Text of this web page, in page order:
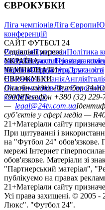
ЄВРОКУБКИ
Ліга чемпіонівЛіга Європи
конференцій
САЙТ ФУТБОЛ 24
РедакціяПрогнозиПолітика
сайтуКонтактиПравила
політикаСтруктура власності
Соціальні мережі
facebookxyoutubeinstagram
УКРАЇНА
УкраїнаПерша лігаДруга ліга
ЧЕМПІОНАТИ
НімеччинаІспаніяАнглія
ЄВРОКУБКИ
Ліга чемпіонівЛіга Європи
конференцій
Онлайн-медіа «Футбол 24»
79008Телефон +380 (32) 229-
— legal@24tv.com.ua
суб’єктів у сфері медіа —
21+Матеріали сайту
При цитуванні і
на "Футбол 24" обов'язкове.
мережі Інтернет
обов'язкове. Матеріали зі
"Партнерський матеріал",
публікуємо на правах
21+Матеріали сайту
Усi права захищенi. © 2005 -
Люкс". "Футбол 24".